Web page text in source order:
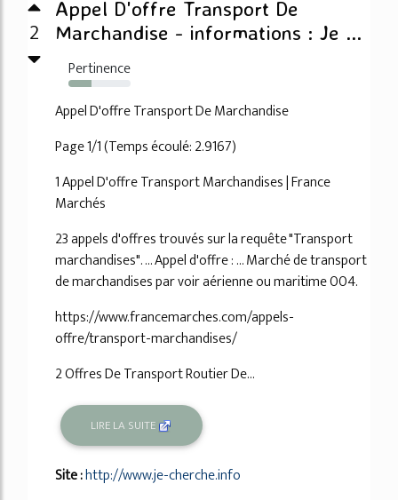
2
Appel D'offre Transport De
Marchandise - informations : Je ...
Pertinence
37%
Appel D'offre Transport De Marchandise
Page 1/1 (Temps écoulé: 2.9167)
1 Appel D'offre Transport Marchandises | France
Marchés
23 appels d'offres trouvés sur la requête "Transport
marchandises". ... Appel d'offre : ... Marché de transport
de marchandises par voir aérienne ou maritime 004.
https://www.francemarches.com/appels-
offre/transport-marchandises/
2 Offres De Transport Routier De...
LIRE LA SUITE
Site :http://www.je-cherche.info